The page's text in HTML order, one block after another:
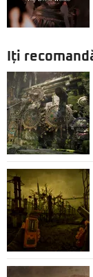
Iți